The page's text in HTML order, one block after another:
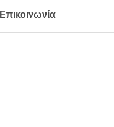
Επικοινωνία